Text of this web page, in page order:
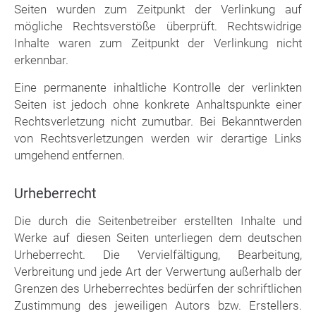
Seiten wurden zum Zeitpunkt der Verlinkung auf
mögliche Rechtsverstöße überprüft. Rechtswidrige
Inhalte waren zum Zeitpunkt der Verlinkung nicht
erkennbar.
Eine permanente inhaltliche Kontrolle der verlinkten
Seiten ist jedoch ohne konkrete Anhaltspunkte einer
Rechtsverletzung nicht zumutbar. Bei Bekanntwerden
von Rechtsverletzungen werden wir derartige Links
umgehend entfernen.
Urheberrecht
Die durch die Seitenbetreiber erstellten Inhalte und
Werke auf diesen Seiten unterliegen dem deutschen
Urheberrecht. Die Vervielfältigung, Bearbeitung,
Verbreitung und jede Art der Verwertung außerhalb der
Grenzen des Urheberrechtes bedürfen der schriftlichen
Zustimmung des jeweiligen Autors bzw. Erstellers.